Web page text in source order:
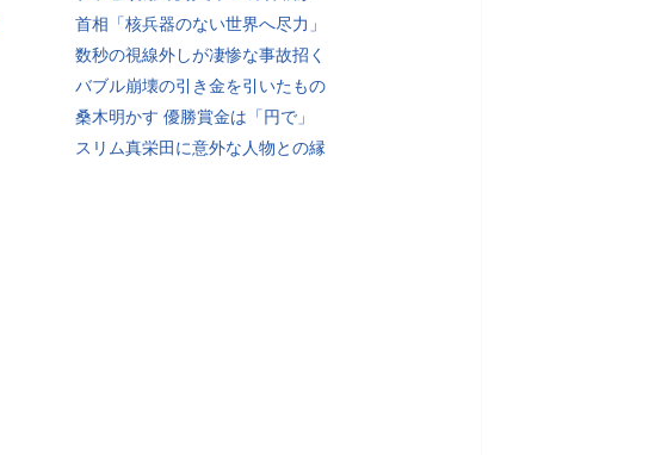
首相「核兵器のない世界へ尽力」
数秒の視線外しが凄惨な事故招く
バブル崩壊の引き金を引いたもの
桑木明かす 優勝賞金は「円で」
スリム真栄田に意外な人物との縁